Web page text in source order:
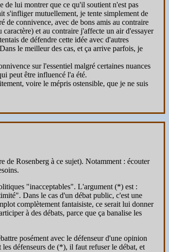
de lui montrer que ce qu'il soutient n'est pas
s'infliger mutuellement, je tente simplement de
connivence, avec de bons amis au contraire
et au contraire j'affecte un air d'essayer
de défendre cette idée avec d'autres
le meilleur des cas, et ça arrive parfois, je
sur l'essentiel malgré certaines nuances
peut être influencé l'a été.
voire le mépris ostensible, que je ne suis
de Rosenberg à ce sujet). Notamment : écouter
"inacceptables". L'argument (*) est :
Dans le cas d'un débat public, c'est une
complètement fantaisiste, ce serait lui donner
à des débats, parce que ça banalise les
posément avec le défenseur d'une opinion
défenseurs de (*), il faut refuser le débat, et